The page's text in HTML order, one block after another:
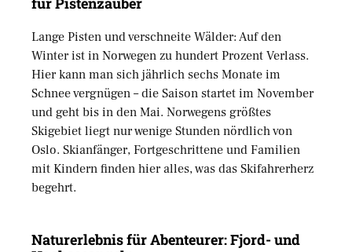
Lange Pisten und verschneite Wälder: Auf den
Winter ist in Norwegen zu hundert Prozent Verlass.
Hier kann man sich jährlich sechs Monate im
Schnee vergnügen – die Saison startet im November
und geht bis in den Mai. Norwegens größtes
Skigebiet liegt nur wenige Stunden nördlich von
Oslo. Skianfänger, Fortgeschrittene und Familien
mit Kindern finden hier alles, was das Skifahrerherz
begehrt.
Naturerlebnis für Abenteurer: Fjord- und